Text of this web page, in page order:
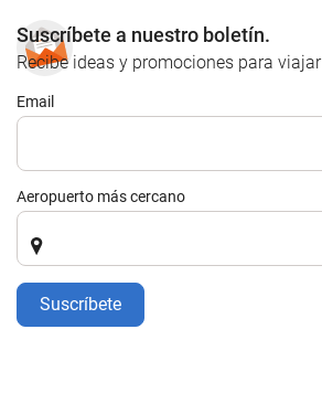
Suscríbete a nuestro boletín.
Recibe ideas y promociones para viajar
Email
Aeropuerto más cercano
Suscríbete